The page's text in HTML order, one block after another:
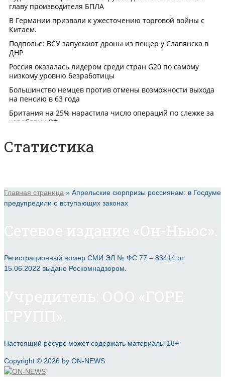
Статистика
Главная страница » Апрельские сюрпризы россиянам: в Госдуме
предупредили о вступающих законах
Регистрационный номер СМИ ЭЛ № ФС 77 – 83414 от
15.06.2022 выдано Роскомнадзором.
Настоящий ресурс может содержать материалы 18+
Copyright © 2026 by ON-NEWS